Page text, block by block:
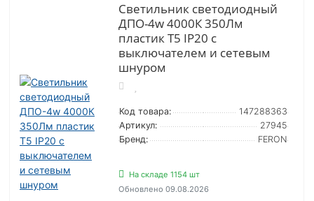
Светильник светодиодный
ДПО-4w 4000К 350Лм
пластик Т5 IP20 с
выключателем и сетевым
шнуром
Код товара:
147288363
Артикул:
27945
Бренд:
FERON
На складе 1154 шт
Обновлено 09.08.2026